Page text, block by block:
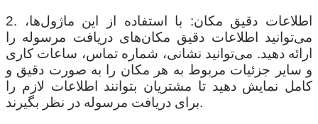
2. اطلاعات دقیق مکان: با استفاده از این ماژول‌ها،
می‌توانید اطلاعات دقیق مکان‌های دریافت مرسوله را
ارائه دهید. می‌توانید نشانی، شماره تماس، ساعات کاری
و سایر جزئیات مربوط به هر مکان را به صورت دقیق و
کامل نمایش دهید تا مشتریان بتوانند اطلاعات لازم را
برای دریافت مرسوله در نظر بگیرند.